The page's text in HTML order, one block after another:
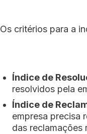
Os critérios para a
Índice de
resolvidos pela
Índice de
empresa precisa
das reclamações